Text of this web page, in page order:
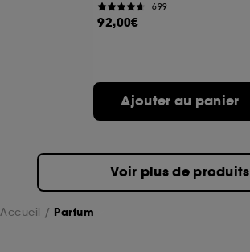
699
92,00€
Ajouter au panier
Voir plus de produits
Accueil Parfum